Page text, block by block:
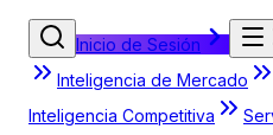
Inicio de Sesión
Inteligencia de Mercado
Inteligencia Competitiva